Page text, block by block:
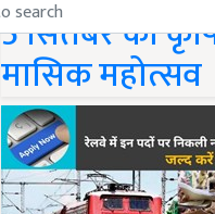
5 सितंबर को
मासिक महोत्सव